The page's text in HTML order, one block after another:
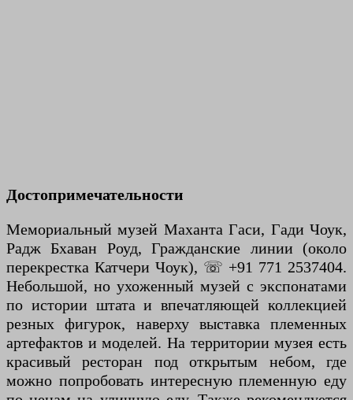
Достопримечательности
Мемориальный музей Маханта Гаси, Гади Чоук,
Радж Бхаван Роуд, Гражданские линии (около
перекрестка Катчери Чоук), ☏ +91 771 2537404.
Небольшой, но ухоженный музей с экспонатами
по истории штата и впечатляющей коллекцией
резных фигурок, наверху выставка племенных
артефактов и моделей. На территории музея есть
красивый ресторан под открытым небом, где
можно попробовать интересную племенную еду